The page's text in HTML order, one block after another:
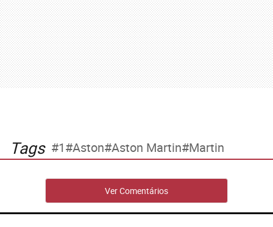
Tags 1 Aston Aston Martin Martin
Ver Comentários